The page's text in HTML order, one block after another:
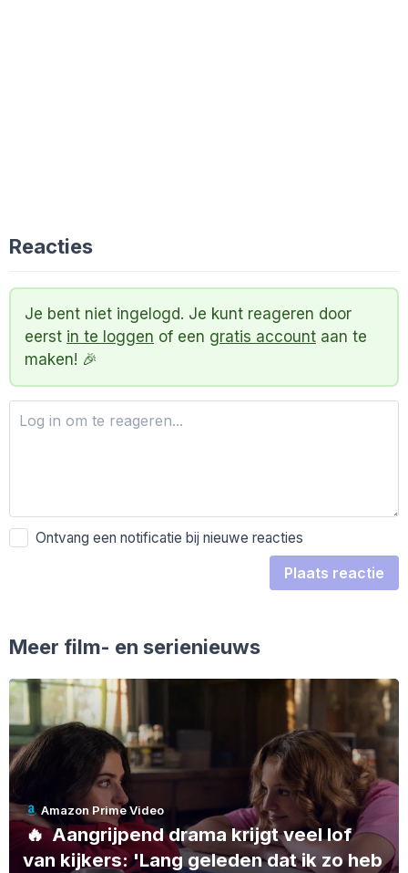
Reacties
Je bent niet ingelogd. Je kunt reageren door
eerst in te loggen of een gratis account aan te
maken! 🎉
Ontvang een notificatie bij nieuwe reacties
Plaats reactie
Meer film- en serienieuws
Amazon Prime Video
🔥Aangrijpend drama krijgt veel lof
van kijkers: 'Lang geleden dat ik zo heb